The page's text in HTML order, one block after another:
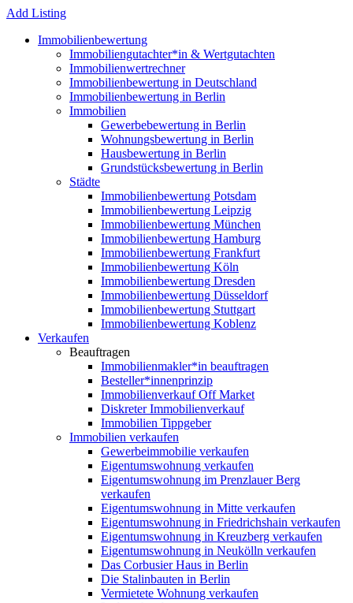
Add Listing
Immobilienbewertung
Immobiliengutachter*in & Wertgutachten
Immobilienwertrechner
Immobilienbewertung in Deutschland
Immobilienbewertung in Berlin
Immobilien
Gewerbebewertung in Berlin
Wohnungsbewertung in Berlin
Hausbewertung in Berlin
Grundstücksbewertung in Berlin
Städte
Immobilienbewertung Potsdam
Immobilienbewertung Leipzig
Immobilienbewertung München
Immobilienbewertung Hamburg
Immobilienbewertung Frankfurt
Immobilienbewertung Köln
Immobilienbewertung Dresden
Immobilienbewertung Düsseldorf
Immobilienbewertung Stuttgart
Immobilienbewertung Koblenz
Verkaufen
Beauftragen
Immobilienmakler*in beauftragen
Besteller*innenprinzip
Immobilienverkauf Off Market
Diskreter Immobilienverkauf
Immobilien Tippgeber
Immobilien verkaufen
Gewerbeimmobilie verkaufen
Eigentumswohnung verkaufen
Eigentumswohnung im Prenzlauer Berg
verkaufen
Eigentumswohnung in Mitte verkaufen
Eigentumswohnung in Friedrichshain verkaufen
Eigentumswohnung in Kreuzberg verkaufen
Eigentumswohnung in Neukölln verkaufen
Das Corbusier Haus in Berlin
Die Stalinbauten in Berlin
Vermietete Wohnung verkaufen